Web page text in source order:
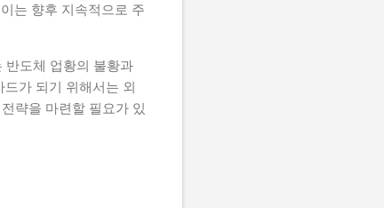
는 향후 지속적으로 주
반도체 업황의 불황과
가 되기 위해서는 외
략을 마련할 필요가 있